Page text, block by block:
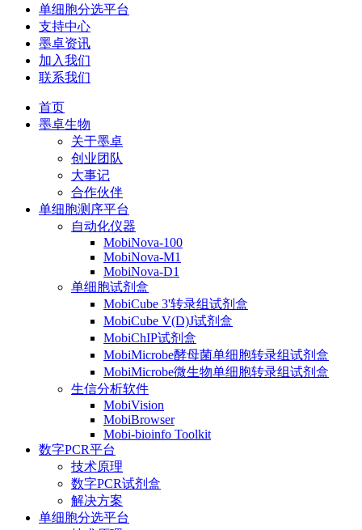
单细胞分选平台
支持中心
墨卓资讯
加入我们
联系我们
首页
墨卓生物
关于墨卓
创业团队
大事记
合作伙伴
单细胞测序平台
自动化仪器
MobiNova-100
MobiNova-M1
MobiNova-D1
单细胞试剂盒
MobiCube 3'转录组试剂盒
MobiCube V(D)J试剂盒
MobiChIP试剂盒
MobiMicrobe酵母菌单细胞转录组试剂盒
MobiMicrobe微生物单细胞转录组试剂盒
生信分析软件
MobiVision
MobiBrowser
Mobi-bioinfo Toolkit
数字PCR平台
技术原理
数字PCR试剂盒
解决方案
单细胞分选平台